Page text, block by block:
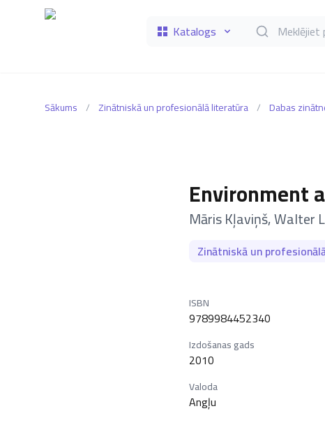
Katalogs Meklēt
Sākums / Zinātniskā un profesionālā literatūra / Dabas
Environment
–
Māris Kļaviņš,Walter
Zinātniskā un
ISBN
9789984452340
Izdošanas gads
2010
Valoda
Angļu